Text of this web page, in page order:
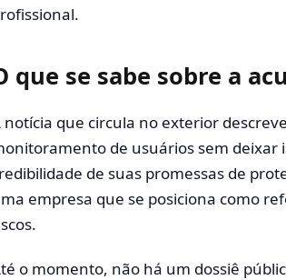
que se sabe sobre a
notícia que circula no exterior
de usuários sem deixar
de suas promessas de
empresa que se posiciona como
o momento, não há um dossiê